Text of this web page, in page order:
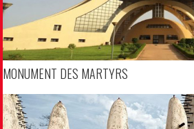
MONUMENT DES MARTYRS